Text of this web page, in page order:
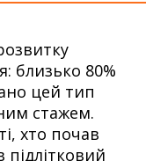
близько 80%
цей тип
стажем.
хто почав